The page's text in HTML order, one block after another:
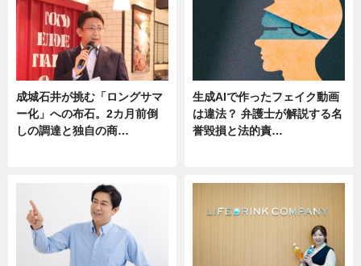
成城石井が挑む「ロングサマ
ー化」への布石。2カ月前倒
しの調達と独自の商…
生成AIで作ったフェイク動画
は違法？ 弁護士が解説する名
誉毀損と法的責…